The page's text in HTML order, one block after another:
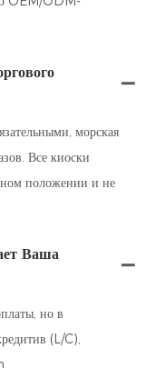
морская
Все киоски
положении и не
Ваша
но в
(L/C),